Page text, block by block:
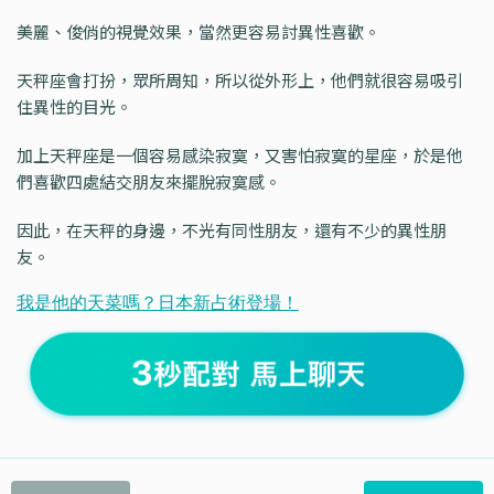
美麗、俊俏的視覺效果，當然更容易討異性喜歡。
天秤座會打扮，眾所周知，所以從外形上，他們就很容易吸引
住異性的目光。
加上天秤座是一個容易感染寂寞，又害怕寂寞的星座，於是他
們喜歡四處結交朋友來擺脫寂寞感。
因此，在天秤的身邊，不光有同性朋友，還有不少的異性朋
友。